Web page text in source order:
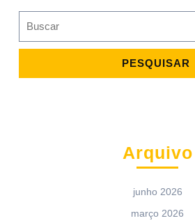
for:
Arquivo
junho 2026
março 2026